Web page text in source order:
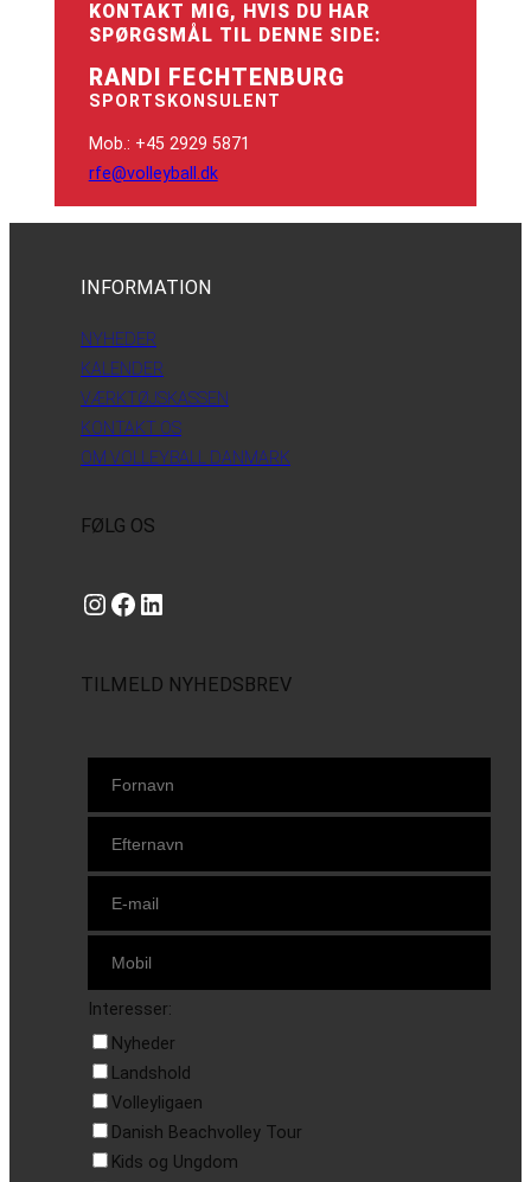
KONTAKT MIG, HVIS DU HAR
SPØRGSMÅL TIL DENNE SIDE:
RANDI FECHTENBURG
SPORTSKONSULENT
Mob.: +45 2929 5871
rfe@volleyball.dk
INFORMATION
NYHEDER
KALENDER
VÆRKTØJSKASSEN
KONTAKT OS
OM VOLLEYBALL DANMARK
FØLG OS
Instagram https://www.facebook.com/danishbeachvolleytour LinkedIn
TILMELD NYHEDSBREV
Interesser:
Nyheder
Landshold
Volleyligaen
Danish Beachvolley Tour
Kids og Ungdom